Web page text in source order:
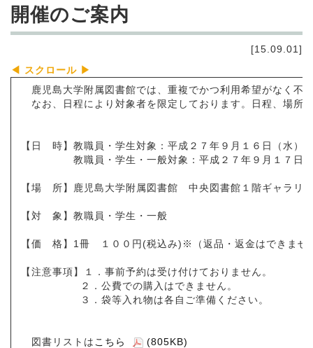
開催のご案内
[15.09.01]
鹿児島大学附属図書館では、重複でかつ利用希望がなく不
なお、日程により対象者を限定しております。日程、場所
【日 時】教職員・学生対象：平成２７年９月１６日（水）
教職員・学生・一般対象：平成２７年９月１７日（
【場 所】鹿児島大学附属図書館 中央図書館１階ギャラリ
【対 象】教職員・学生・一般
【価 格】1冊 １００円(税込み)※（返品・返金はできませ
【注意事項】１．事前予約は受け付けておりません。
２．公費での購入はできません。
３．袋等入れ物は各自ご準備ください。
図書リストは こちら
(805KB)